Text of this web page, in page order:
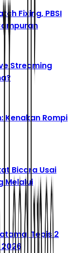
Fixing, PBSI
Streaming
Kenakan Rompi
Bicara Usai
Melalui
Tepis 2